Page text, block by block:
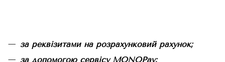
за реквізитами на розрахунковий рахунок;
за допомогою сервісу MONOPay;